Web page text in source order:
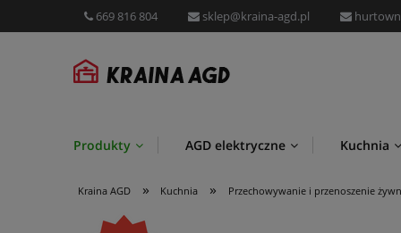
669 816 804 sklep@kraina-agd.pl
Produkty AGD elektryczne Kuchnia
Przechowywanie i organizacja Promocje
Kraina AGD » Kuchnia » Przechowywanie i przenoszenie